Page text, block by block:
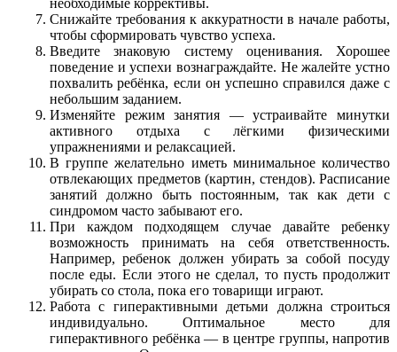
Снижайте требования к аккуратности в начале работы,
чтобы сформировать чувство успеха.
Введите знаковую систему оценивания. Хорошее
поведение и успехи вознаграждайте. Не жалейте устно
похвалить ребёнка, если он успешно справился даже с
небольшим заданием.
Изменяйте режим занятия — устраивайте минутки
активного отдыха с лёгкими физическими
упражнениями и релаксацией.
В группе желательно иметь минимальное количество
отвлекающих предметов (картин, стендов). Расписание
занятий должно быть постоянным, так как дети с
синдромом часто забывают его.
При каждом подходящем случае давайте ребенку
возможность принимать на себя ответственность.
Например, ребенок должен убирать за собой посуду
после еды. Если этого не сделал, то пусть продолжит
убирать со стола, пока его товарищи играют.
Работа с гиперактивными детьми должна строиться
индивидуально. Оптимальное место для
гиперактивного ребёнка — в центре группы, напротив